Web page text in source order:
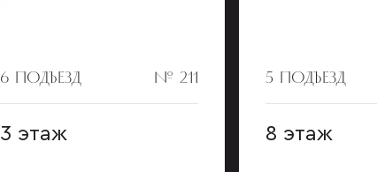
6 ПОДЪЕЗД № 211
3 этаж
5 ПОДЪЕЗД
8 этаж